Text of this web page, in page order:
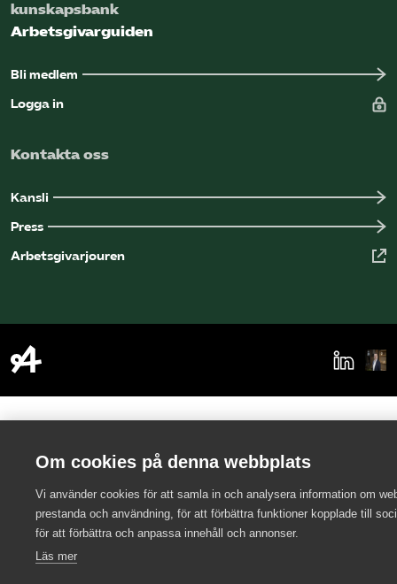
Logga in på Arbetsgivarguiden
kunskapsbank
Arbetsgivarguiden
Bli medlem
Logga in
Kontakta oss
Kansli
Press
Arbetsgivarjouren
Om cookies på denna webbplats
Vi använder cookies för att samla in och analysera information om
prestanda och användning, för att förbättra funktioner kopplade till
för att förbättra och anpassa innehåll och annonser.
Läs mer